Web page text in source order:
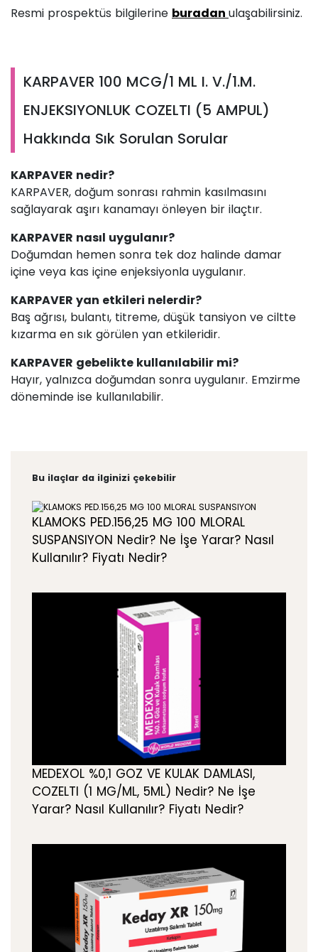
Resmi prospektüs bilgilerine buradan ulaşabilirsiniz.
KARPAVER 100 MCG/1 ML I. V./1.M.
ENJEKSIYONLUK COZELTI (5 AMPUL)
Hakkında Sık Sorulan Sorular
KARPAVER nedir?
KARPAVER, doğum sonrası rahmin kasılmasını
sağlayarak aşırı kanamayı önleyen bir ilaçtır.
KARPAVER nasıl uygulanır?
Doğumdan hemen sonra tek doz halinde damar
içine veya kas içine enjeksiyonla uygulanır.
KARPAVER yan etkileri nelerdir?
Baş ağrısı, bulantı, titreme, düşük tansiyon ve ciltte
kızarma en sık görülen yan etkileridir.
KARPAVER gebelikte kullanılabilir mi?
Hayır, yalnızca doğumdan sonra uygulanır. Emzirme
döneminde ise kullanılabilir.
Bu ilaçlar da ilginizi çekebilir
KLAMOKS PED.156,25 MG 100 MLORAL
SUSPANSIYON Nedir? Ne İşe Yarar? Nasıl
Kullanılır? Fiyatı Nedir?
MEDEXOL %0,1 GOZ VE KULAK DAMLASI,
COZELTI (1 MG/ML, 5ML) Nedir? Ne İşe
Yarar? Nasıl Kullanılır? Fiyatı Nedir?